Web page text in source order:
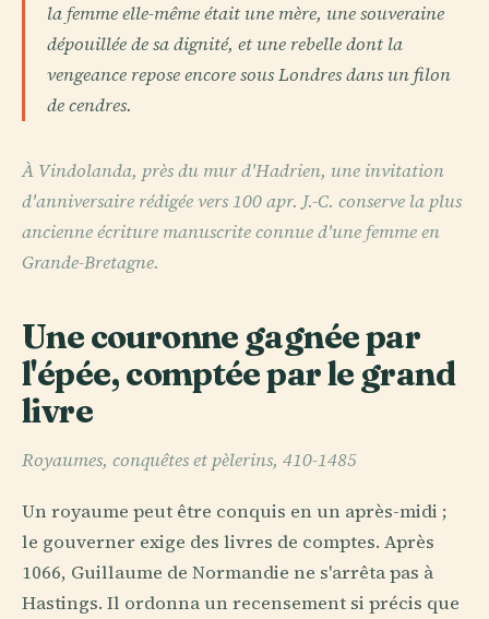
la femme elle-même était une mère, une souveraine
dépouillée de sa dignité, et une rebelle dont la
vengeance repose encore sous Londres dans un filon
de cendres.
À Vindolanda, près du mur d'Hadrien, une invitation
d'anniversaire rédigée vers 100 apr. J.-C. conserve la plus
ancienne écriture manuscrite connue d'une femme en
Grande-Bretagne.
Une couronne gagnée par
l'épée, comptée par le grand
livre
Royaumes, conquêtes et pèlerins, 410-1485
Un royaume peut être conquis en un après-midi ;
le gouverner exige des livres de comptes. Après
1066, Guillaume de Normandie ne s'arrêta pas à
Hastings. Il ordonna un recensement si précis que